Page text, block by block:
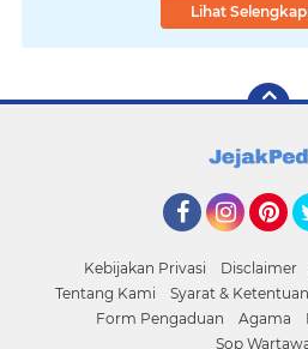
Lihat
Kebijakan Privasi Disclaimer
Tentang Kami
Syarat & Ketentuan
Form Pengaduan
Agama
Sop